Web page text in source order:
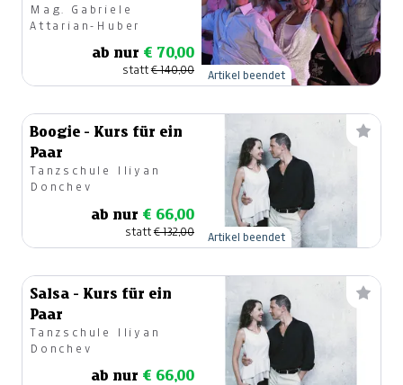
Mag. Gabriele
Attarian-Huber
ab nur € 70,00
statt€ 140,00 Artikel beendet
Boogie - Kurs für ein
Paar
Tanzschule Iliyan
Donchev
ab nur € 66,00
statt€ 132,00 Artikel beendet
Salsa - Kurs für ein
Paar
Tanzschule Iliyan
Donchev
ab nur € 66,00